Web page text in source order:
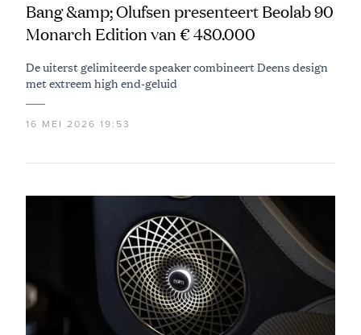
Bang &amp; Olufsen presenteert Beolab 90
Monarch Edition van € 480.000
De uiterst gelimiteerde speaker combineert Deens design
met extreem high end-geluid
16 MEI 2026 19:53